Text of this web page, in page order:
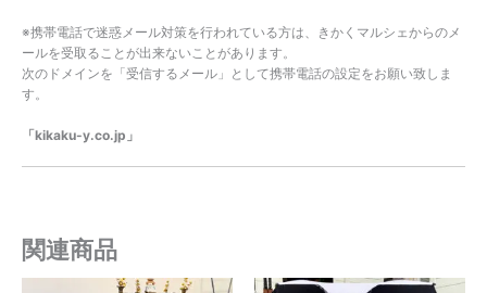
※携帯電話で迷惑メール対策を行われている方は、きかくマルシェからのメ
ールを受取ることが出来ないことがあります。
次のドメインを「受信するメール」として携帯電話の設定をお願い致しま
す。
「kikaku-y.co.jp」
関連商品